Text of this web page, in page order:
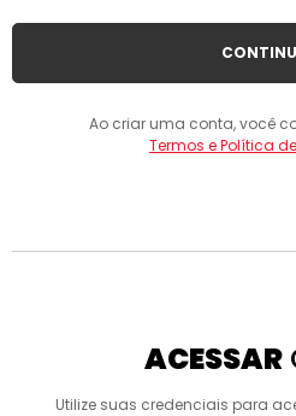
Ao criar uma conta, você
Termos e Política
ACESSAR
Utilize suas credenciais para